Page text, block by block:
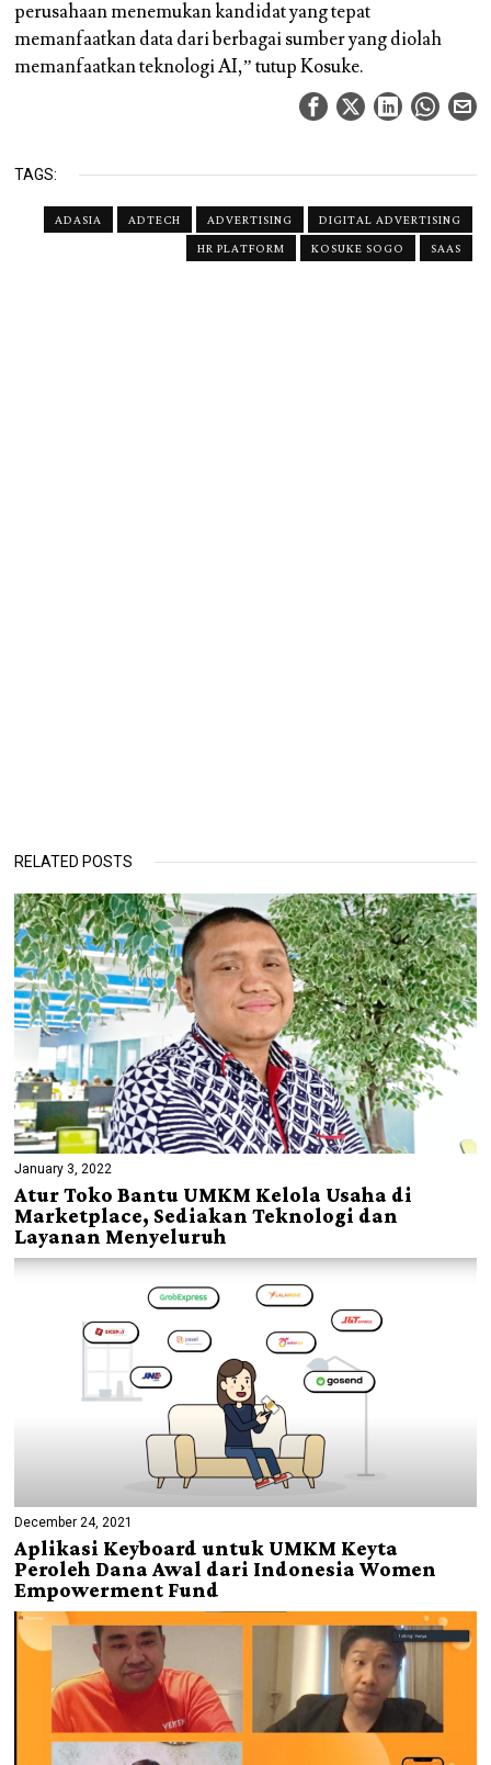
perusahaan menemukan kandidat yang tepat
memanfaatkan data dari berbagai sumber yang diolah
memanfaatkan teknologi AI,” tutup Kosuke.
TAGS:
ADASIA ADTECH ADVERTISING
DIGITAL ADVERTISING
HR PLATFORM
KOSUKE SOGO SAAS
RELATED POSTS
January 3, 2022
Atur Toko Bantu UMKM Kelola Usaha di
Marketplace, Sediakan Teknologi dan
Layanan Menyeluruh
December 24, 2021
Aplikasi Keyboard untuk UMKM Keyta
Peroleh Dana Awal dari Indonesia Women
Empowerment Fund